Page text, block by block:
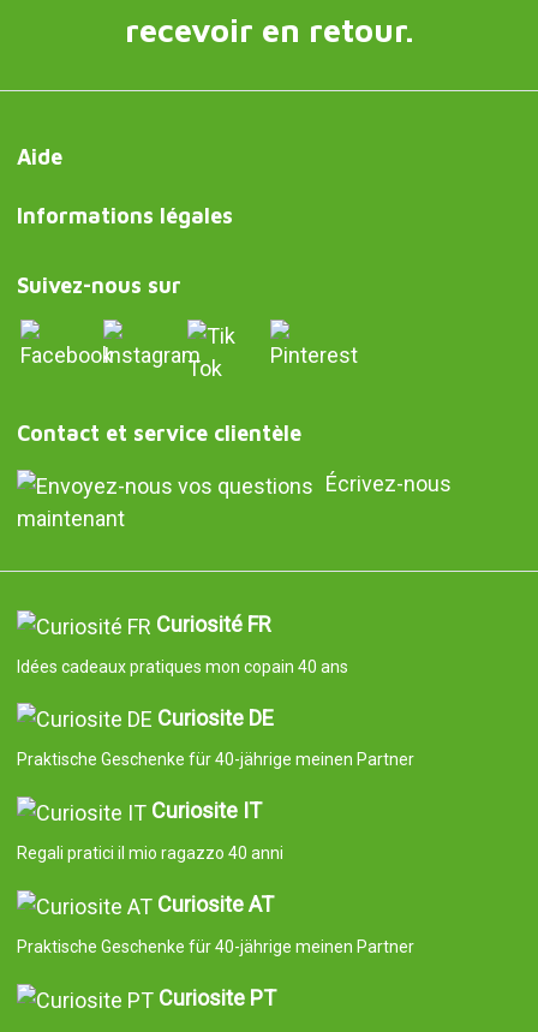
recevoir en retour.
Aide
Informations légales
Suivez-nous sur
Contact et service clientèle
Écrivez-nous
maintenant
Curiosité FR
Idées cadeaux pratiques mon copain 40 ans
Curiosite DE
Praktische Geschenke für 40-jährige meinen Partner
Curiosite IT
Regali pratici il mio ragazzo 40 anni
Curiosite AT
Praktische Geschenke für 40-jährige meinen Partner
Curiosite PT